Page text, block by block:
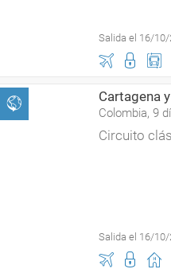
Salida el 16/
Cartagena
Colombia, 9
Circuito
Salida el 16/